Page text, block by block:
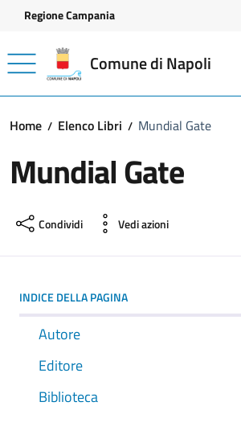
Vai ai contenuti
Vai al footer
Regione Campania
Comune di Napoli
Home Elenco Libri Mundial Gate
Mundial Gate
Condividi Vedi azioni
INDICE DELLA PAGINA
Autore
Editore
Biblioteca